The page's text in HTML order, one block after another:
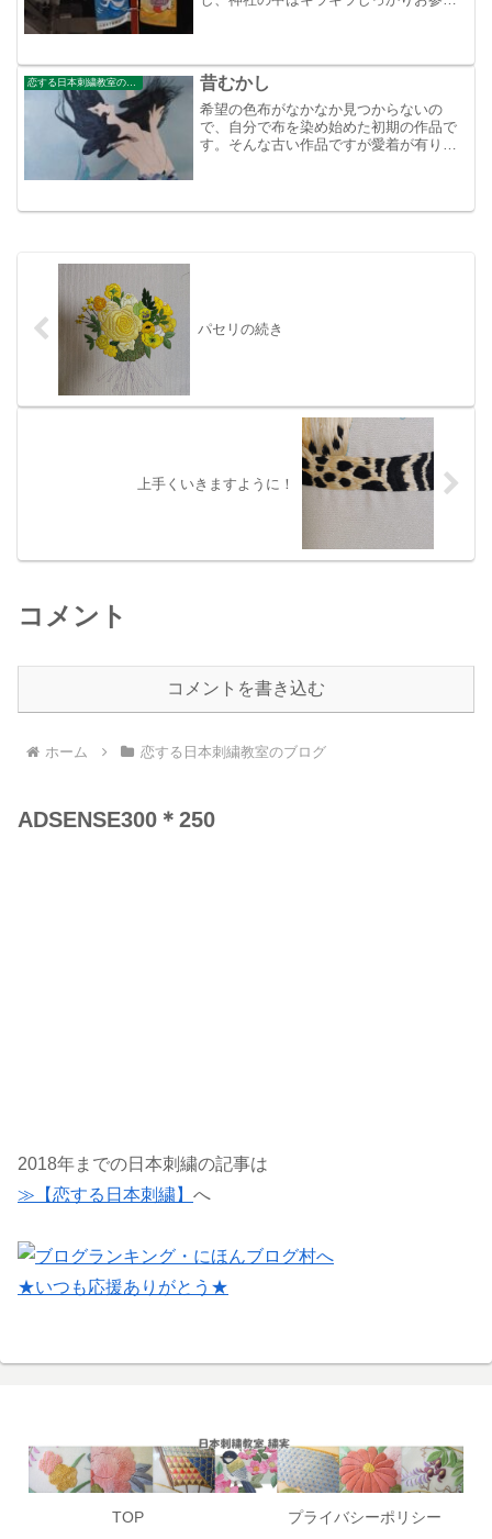
昔むかし
希望の色布がなかなか見つからないの
で、自分で布を染め始めた初期の作品で
す。そんな古い作品ですが愛着が有り
パセリの続き
上手くいきますように！
コメント
コメントを書き込む
ホーム 恋する日本刺繍教室のブログ
ADSENSE300＊250
2018年までの日本刺繍の記事は
≫【恋する日本刺繍】 へ
★いつも応援ありがとう★
TOP プライバシーポリシー